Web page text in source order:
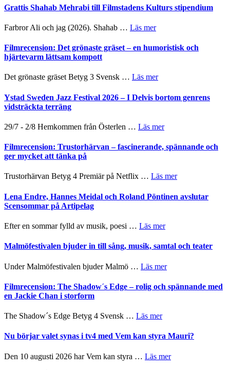
I
to
–
Fox
Mulder
Dana
Scully
Out
West
19
titlar
filmprogram
Grattis Shahab Mehrabi till Filmstadens Kulturs stipendium
Farbror Ali och jag (2026). Shahab … Läs merom
Shahab
Kulturs
Filmrecension: Det grönaste gräset – en humoristisk och
hjärtevarm lättsam kompott
Det grönaste gräset Betyg 3 Svensk … Läs merom
Det
grönaste
en
och
kompott
Ystad Sweden Jazz Festival 2026 – I Delvis bortom genrens
vidsträckta terräng
29/7 - 2/8 Hemkommen från Österlen … Läs merom
Sweden
Jazz
–
Delvis
vidsträckta
Filmrecension: Trustorhärvan – fascinerande, spännande och
ger mycket att tänka på
Trustorhärvan Betyg 4 Premiär på Netflix … Läs merom
Trustorhärvan
–
mycket
Lena Endre, Hannes Meidal och Roland Pöntinen avslutar
Scensommar på Artipelag
Efter en sommar fylld av musik, poesi … Läs merom
Endre,
och
Pöntinen
Malmöfestivalen bjuder in till sång, musik, samtal och teater
Under Malmöfestivalen bjuder Malmö … Läs merom
bjuder
in
och
Filmrecension: The Shadow´s Edge – rolig och spännande med
en Jackie Chan i storform
The Shadow´s Edge Betyg 4 Svensk … Läs merom
The
Edge
Nu börjar valet synas i tv4 med Vem kan styra Mauri?
Den 10 augusti 2026 har Vem kan styra … Läs merom